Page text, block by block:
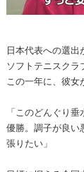
日本代表への選
ソフトテニスク
この一年に、彼女
「このどんぐり
優勝。調子が良い
張りたい」